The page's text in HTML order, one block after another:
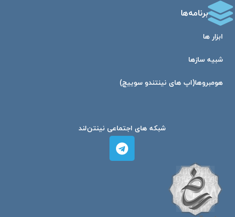
برنامه‌ها
ابزار ها
شبیه ساز‌ها
هومبرو‌ها(اپ های نینتندو سوییچ)
شبکه های اجتماعی نینتن‌لند